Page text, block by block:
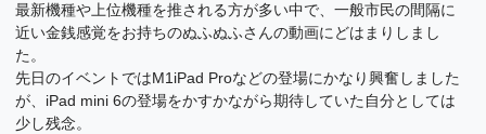
最新機種や上位機種を推される方が多い中で、一般市民の間隔に
近い金銭感覚をお持ちのぬふぬふさんの動画にどはまりしまし
た。
先日のイベントではM1iPad Proなどの登場にかなり興奮しました
が、iPad mini 6の登場をかすかながら期待していた自分としては
少し残念。